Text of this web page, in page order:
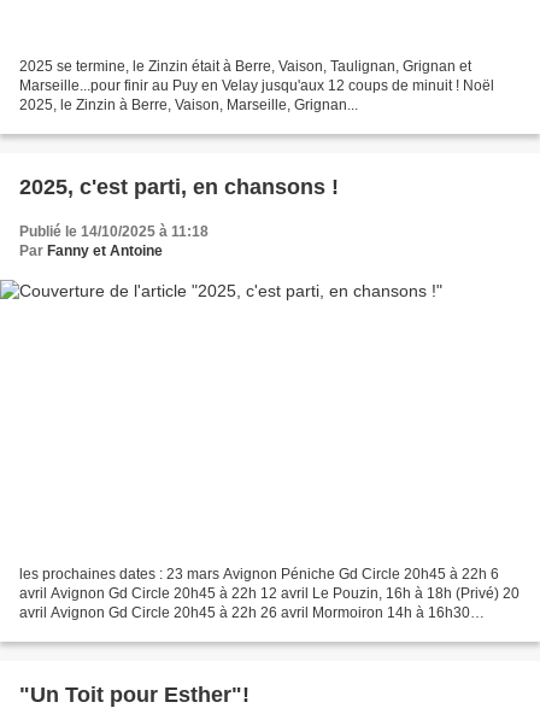
2025 se termine, le Zinzin était à Berre, Vaison, Taulignan, Grignan et
Marseille...pour finir au Puy en Velay jusqu'aux 12 coups de minuit ! Noël
2025, le Zinzin à Berre, Vaison, Marseille, Grignan...
2025, c'est parti, en chansons !
Publié le 14/10/2025 à 11:18
Par Fanny et Antoine
les prochaines dates : 23 mars Avignon Péniche Gd Circle 20h45 à 22h 6
avril Avignon Gd Circle 20h45 à 22h 12 avril Le Pouzin, 16h à 18h (Privé) 20
avril Avignon Gd Circle 20h45 à 22h 26 avril Mormoiron 14h à 16h30
"Un Toit pour Esther"!